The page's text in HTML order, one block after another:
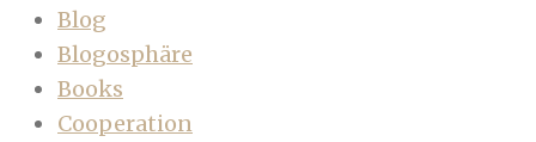
Blog
Blogosphäre
Books
Cooperation